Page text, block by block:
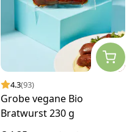
4.3(93)
Grobe vegane Bio
Bratwurst 230 g